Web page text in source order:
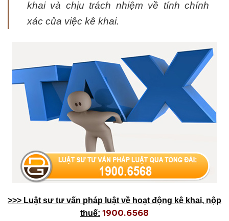
khai và chịu trách nhiệm về tính chính
xác của việc kê khai.
>>> Luật sư tư vấn pháp luật về hoạt động kê khai, nộp
thuế: 1900.6568